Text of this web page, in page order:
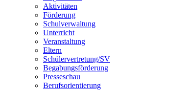
Aktivitäten
Förderung
Schulverwaltung
Unterricht
Veranstaltung
Eltern
Schülervertretung/SV
Begabungsförderung
Presseschau
Berufsorientierung